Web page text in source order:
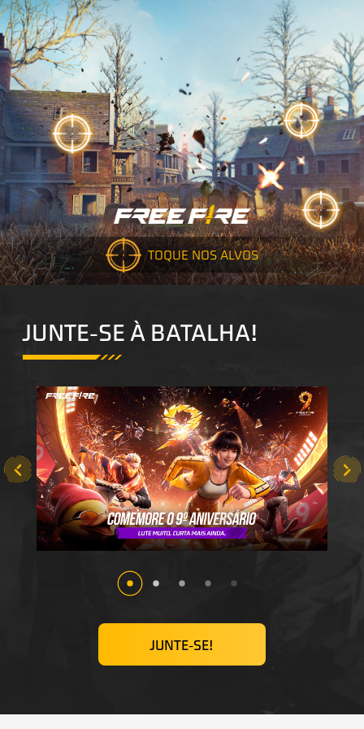
TOQUE NOS ALVOS
JUNTE-SE À BATALHA!
JUNTE-SE!